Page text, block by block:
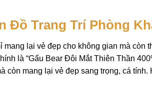
Đồ Trang Trí Phòng
lại vẻ đẹp cho không gian mà còn
là “Gấu Bear Đôi Mắt Thiên Thần
mang lại vẻ đẹp sang trọng, cá